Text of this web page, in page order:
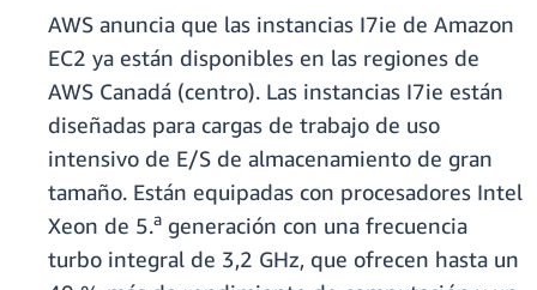
AWS anuncia que las instancias I7ie de Amazon
EC2 ya están disponibles en las regiones de
AWS Canadá (centro). Las instancias I7ie están
diseñadas para cargas de trabajo de uso
intensivo de E/S de almacenamiento de gran
tamaño. Están equipadas con procesadores Intel
Xeon de 5.a generación con una frecuencia
turbo integral de 3,2 GHz, que ofrecen hasta un